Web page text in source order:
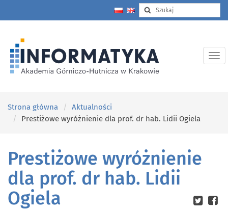
Strona główna
Aktualności
Prestiżowe wyróżnienie dla prof. dr hab. Lidii Ogiela
Prestiżowe wyróżnienie
dla prof. dr hab. Lidii
Ogiela